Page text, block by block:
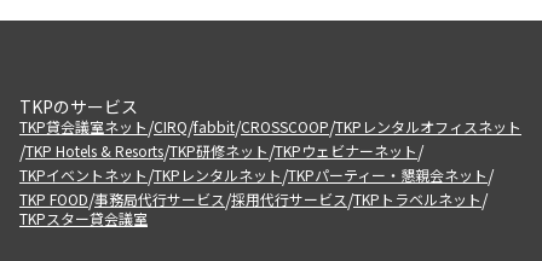
TKPのサービス
TKP貸会議室ネット/CIRQ/fabbit/CROSSCOOP/TKPレンタルオフィスネット
/TKP Hotels & Resorts/TKP研修ネット/TKPウェビナーネット/
TKPイベントネット/TKPレンタルネット/TKPパーティー・懇親会ネット/
TKP FOOD/事務局代行サービス/採用代行サービス/TKPトラベルネット/
TKPスター貸会議室